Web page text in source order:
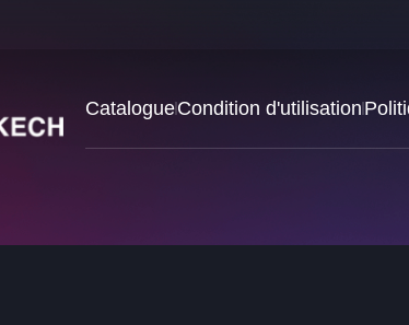
CatalogueCondition d'utilisation